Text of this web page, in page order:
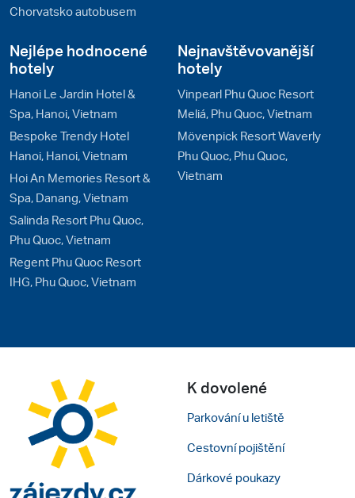
Chorvatsko autobusem
Nejlépe hodnocené
hotely
Hanoi Le Jardin Hotel &
Spa, Hanoi, Vietnam
Bespoke Trendy Hotel
Hanoi, Hanoi, Vietnam
Hoi An Memories Resort &
Spa, Danang, Vietnam
Salinda Resort Phu Quoc,
Phu Quoc, Vietnam
Regent Phu Quoc Resort
IHG, Phu Quoc, Vietnam
Nejnavštěvovanější
hotely
Vinpearl Phu Quoc Resort
Meliá, Phu Quoc, Vietnam
Mövenpick Resort Waverly
Phu Quoc, Phu Quoc,
Vietnam
K dovolené
Parkování u letiště
Cestovní pojištění
Dárkové poukazy